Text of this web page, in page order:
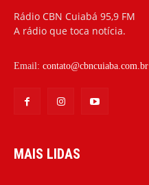
Rádio CBN Cuiabá 95,9 FM
A rádio que toca notícia.
Email: contato@cbncuiaba.com.br
MAIS LIDAS